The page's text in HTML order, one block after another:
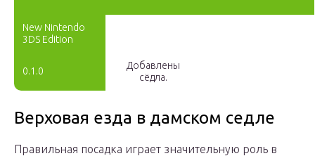
New Nintendo
3DS Edition
0.1.0
Добавлены
сёдла.
Верховая езда в дамском седле
Правильная посадка играет значительную роль в